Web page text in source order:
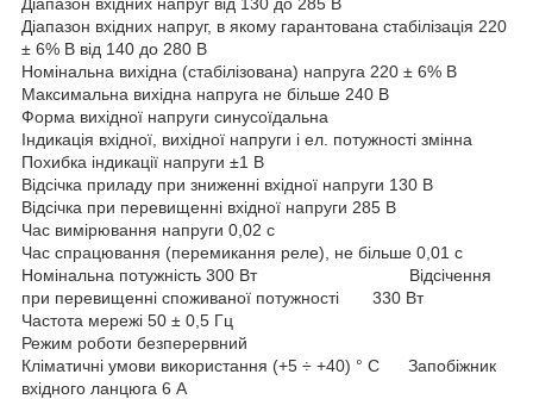
Діапазон вхідних напруг, в якому гарантована стабілізація 220
± 6% В від 140 до 280 В
Номінальна вихідна (стабілізована) напруга 220 ± 6% В
Максимальна вихідна напруга не більше 240 В
Форма вихідної напруги синусоїдальна
Індикація вхідної, вихідної напруги і ел. потужності змінна
Похибка індикації напруги ±1 В
Відсічка приладу при зниженні вхідної напруги 130 В
Відсічка при перевищенні вхідної напруги 285 В
Час вимірювання напруги 0,02 с
Час спрацювання (перемикання реле), не більше 0,01 с
Номінальна потужність 300 Вт Відсічення
при перевищенні споживаної потужності 330 Вт
Частота мережі 50 ± 0,5 Гц
Режим роботи безперервний
Кліматичні умови використання (+5 ÷ +40) ° С Запобіжник
вхідного ланцюга 6 А